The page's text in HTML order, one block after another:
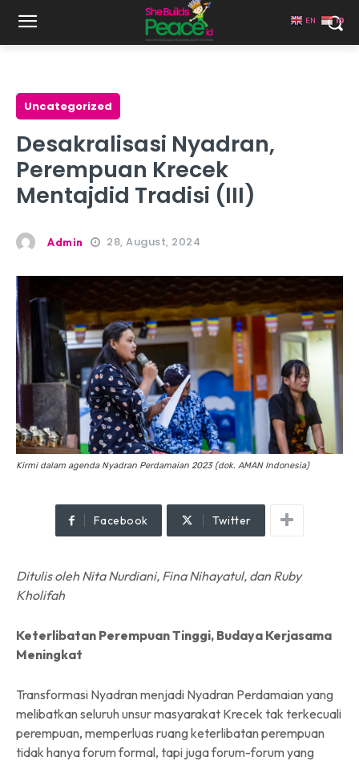
Uncategorized
Desakralisasi Nyadran,
Perempuan Krecek
Mentajdid Tradisi (III)
Admin 28, August, 2024
Kirmi dalam agenda Nyadran Perdamaian 2023 (dok. AMAN Indonesia)
Facebook Twitter
Ditulis oleh Nita Nurdiani, Fina Nihayatul, dan Ruby
Kholifah
Keterlibatan Perempuan Tinggi, Budaya Kerjasama
Meningkat
Transformasi Nyadran menjadi Nyadran Perdamaian yang
melibatkan seluruh unsur masyarakat Krecek tak terkecuali
perempuan, memperluas ruang keterlibatan perempuan
tidak hanya forum formal, tapi juga forum-forum yang
EN ID